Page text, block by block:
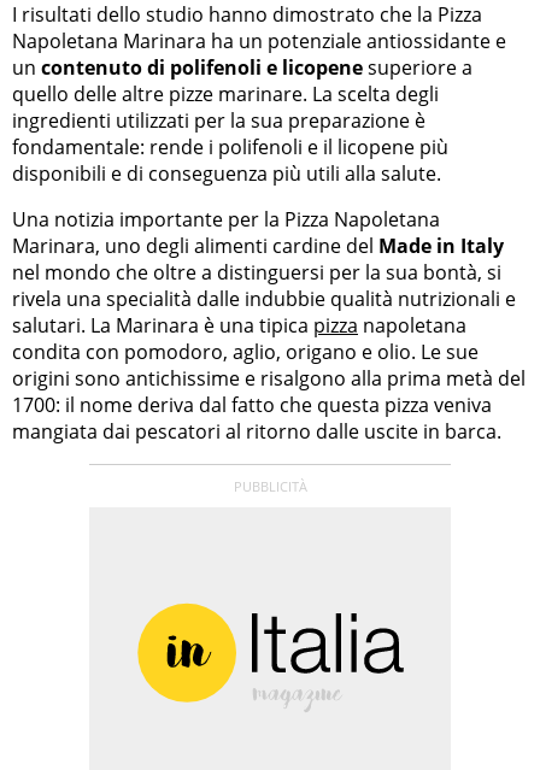
I risultati dello studio hanno dimostrato che la Pizza
Napoletana Marinara ha un potenziale antiossidante e
un contenuto di polifenoli e licopenesuperiore a
quello delle altre pizze marinare. La scelta degli
ingredienti utilizzati per la sua preparazione è
fondamentale: rende i polifenoli e il licopene più
disponibili e di conseguenza più utili alla salute.
Una notizia importante per la Pizza Napoletana
Marinara, uno degli alimenti cardine del Made in Italy
nel mondo che oltre a distinguersi per la sua bontà, si
rivela una specialità dalle indubbie qualità nutrizionali e
salutari. La Marinara è una tipica pizza napoletana
condita con pomodoro, aglio, origano e olio. Le sue
origini sono antichissime e risalgono alla prima metà del
1700: il nome deriva dal fatto che questa pizza veniva
mangiata dai pescatori al ritorno dalle uscite in barca.